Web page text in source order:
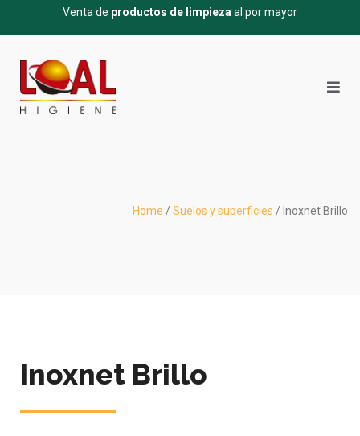
Venta de productos de limpieza al por mayor
Home / Suelos y superficies / Inoxnet Brillo
Inoxnet Brillo